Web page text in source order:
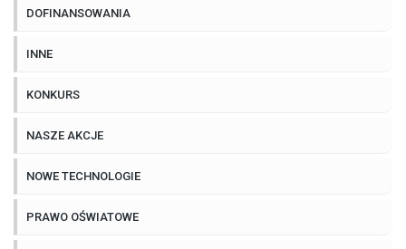
DOFINANSOWANIA
INNE
KONKURS
NASZE AKCJE
NOWE TECHNOLOGIE
PRAWO OŚWIATOWE